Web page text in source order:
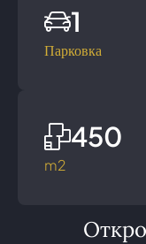
Парковка
1
m2
450